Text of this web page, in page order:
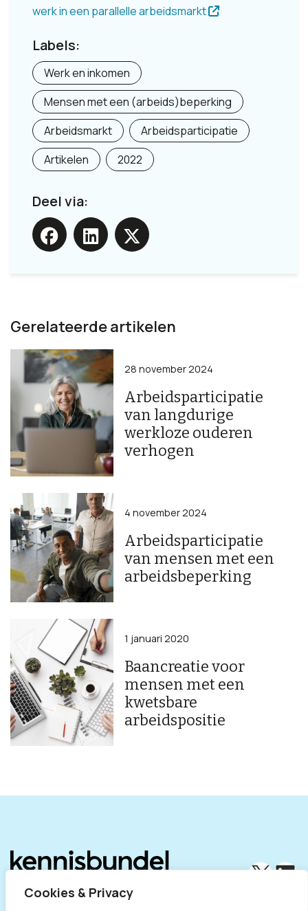
Cookies & Privacy
werk in een parallelle arbeidsmarkt
Labels:
Werk en inkomen
Mensen met een (arbeids)beperking
Arbeidsmarkt
Arbeidsparticipatie
Artikelen
2022
Deel via:
Gerelateerde artikelen
Arbeidsparticipatie
van langdurige
werkloze ouderen
verhogen
28 november 2024
Arbeidsparticipatie
van mensen met een
arbeidsbeperking
4 november 2024
Baancreatie voor
mensen met een
kwetsbare
arbeidspositie
1 januari 2020
X